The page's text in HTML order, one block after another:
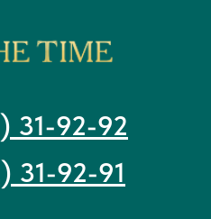
31-92-92
31-92-91